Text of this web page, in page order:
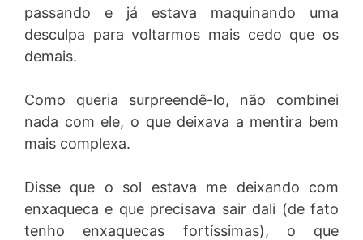
passando e já estava maquinando uma
desculpa para voltarmos mais cedo que os
demais.
Como queria surpreendê-lo, não combinei
nada com ele, o que deixava a mentira bem
mais complexa.
Disse que o sol estava me deixando com
enxaqueca e que precisava sair dali (de fato
tenho enxaquecas fortíssimas), o que